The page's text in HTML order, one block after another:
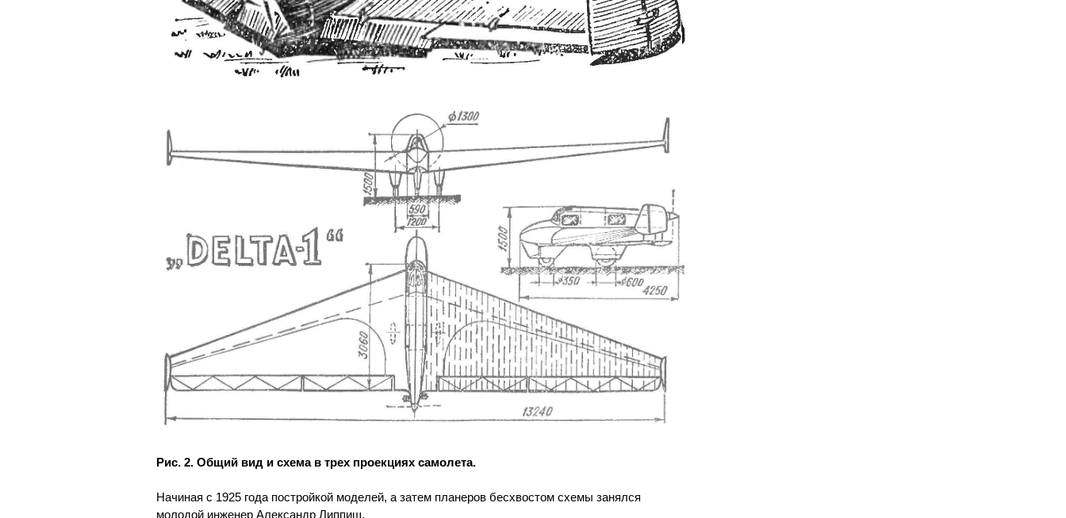
Рис. 2. Общий вид и схема в трех проекциях самолета.
Начиная с 1925 года постройкой моделей, а затем планеров бесхвостом схемы занялся
молодой инженер Александр Липпиш.